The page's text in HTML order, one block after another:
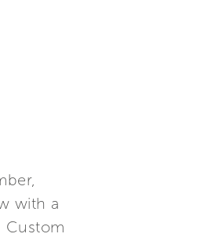
with a
Custom